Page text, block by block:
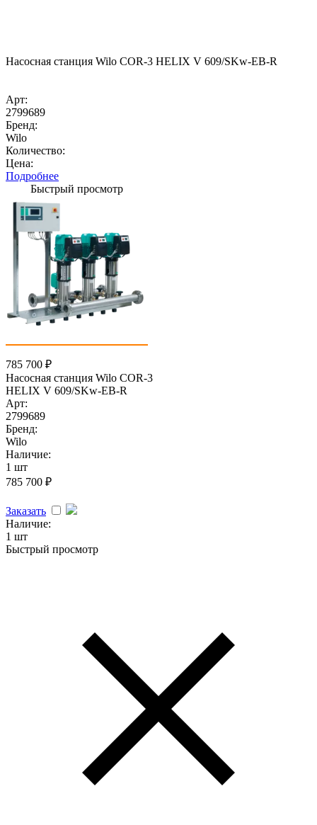
Насосная станция Wilo COR-3 HELIX V 609/SKw-EB-R
Арт:
2799689
Бренд:
Wilo
Количество:
Цена:
Подробнее
Быстрый просмотр
785 700 ₽
Насосная станция Wilo COR-3
HELIX V 609/SKw-EB-R
Арт:
2799689
Бренд:
Wilo
Наличие:
1 шт
785 700 ₽
Заказать
Наличие:
1 шт
Быстрый просмотр